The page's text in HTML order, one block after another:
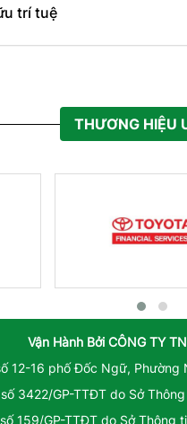
trí tuệ
THƯƠNG HIỆU
Vận Hành Bởi CÔNG TY
12-16 phố Đốc Ngữ, Phường
3422/GP-TTĐT do Sở
159/GP-TTĐT do Sở